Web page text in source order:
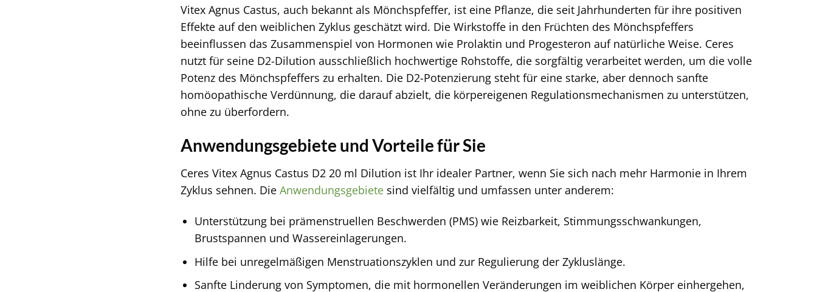
Vitex Agnus Castus, auch bekannt als Mönchspfeffer, ist eine Pflanze, die seit Jahrhunderten für ihre positiven
Effekte auf den weiblichen Zyklus geschätzt wird. Die Wirkstoffe in den Früchten des Mönchspfeffers
beeinflussen das Zusammenspiel von Hormonen wie Prolaktin und Progesteron auf natürliche Weise. Ceres
nutzt für seine D2-Dilution ausschließlich hochwertige Rohstoffe, die sorgfältig verarbeitet werden, um die volle
Potenz des Mönchspfeffers zu erhalten. Die D2-Potenzierung steht für eine starke, aber dennoch sanfte
homöopathische Verdünnung, die darauf abzielt, die körpereigenen Regulationsmechanismen zu unterstützen,
ohne zu überfordern.
Anwendungsgebiete und Vorteile für Sie
Ceres Vitex Agnus Castus D2 20 ml Dilution ist Ihr idealer Partner, wenn Sie sich nach mehr Harmonie in Ihrem
Zyklus sehnen. Die Anwendungsgebiete sind vielfältig und umfassen unter anderem:
Unterstützung bei prämenstruellen Beschwerden (PMS) wie Reizbarkeit, Stimmungsschwankungen,
Brustspannen und Wassereinlagerungen.
Hilfe bei unregelmäßigen Menstruationszyklen und zur Regulierung der Zykluslänge.
Sanfte Linderung von Symptomen, die mit hormonellen Veränderungen im weiblichen Körper einhergehen,